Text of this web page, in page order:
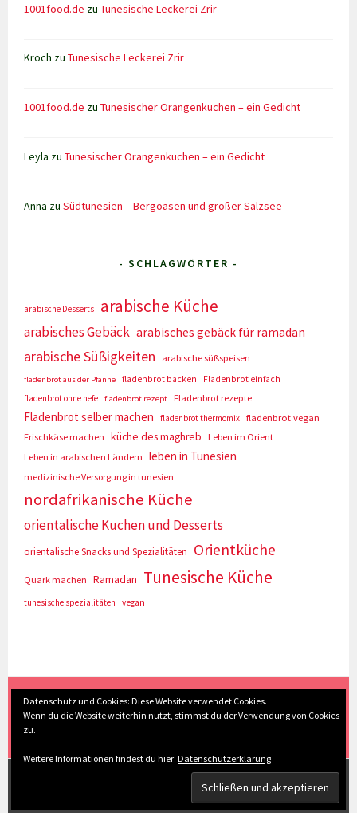
1001food.de zuTunesische Leckerei Zrir
Kroch zuTunesische Leckerei Zrir
1001food.de zuTunesischer Orangenkuchen – ein Gedicht
Leyla zuTunesischer Orangenkuchen – ein Gedicht
Anna zuSüdtunesien – Bergoasen und großer Salzsee
- SCHLAGWÖRTER -
arabische Desserts arabische Küche
arabisches Gebäck arabisches gebäck für ramadan
arabische Süßigkeiten arabische süßspeisen
fladenbrot aus der Pfanne fladenbrot backen
Fladenbrot einfach
fladenbrot ohne hefe
fladenbrot rezept Fladenbrot rezepte
Fladenbrot selber machen fladenbrot thermomix fladenbrot vegan
Frischkäse machen
küche des maghreb
Leben im Orient
Leben in arabischen Ländern
leben in Tunesien
medizinische Versorgung in tunesien
nordafrikanische Küche
orientalische Kuchen und Desserts
orientalische Snacks und Spezialitäten Orientküche
Quark machen Ramadan Tunesische Küche
tunesische spezialitäten vegan
(c) Eva Seyberth|Home|Impressum/Datenschutz
Inhaltsverzeichnis|Kontakt|Nach Oben
STOLZ PRÄSENTIERT VON WORDPRESS | THEME: SELA
Datenschutz und Cookies: Diese Website verwendet Cookies.
Wenn du die Website weiterhin nutzt, stimmst du der Verwendung von Cookies
zu.
Weitere Informationen findest du hier: Datenschutzerklärung